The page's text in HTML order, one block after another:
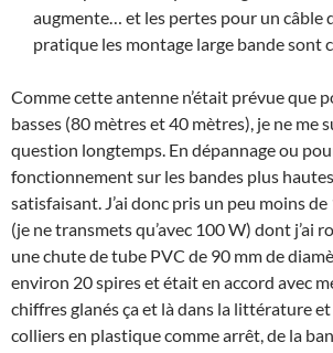
augmente… et les pertes pour un câble
pratique les montage large bande sont
Comme cette antenne n’était prévue que
basses (80 mètres et 40 mètres), je ne me
question longtemps. En dépannage ou
fonctionnement sur les bandes plus
satisfaisant. J’ai donc pris un peu moins
(je ne transmets qu’avec 100 W) dont j’ai
une chute de tube PVC de 90 mm de
environ 20 spires et était en accord avec
chiffres glanés ça et là dans la littérature
colliers en plastique comme arrêt, de la